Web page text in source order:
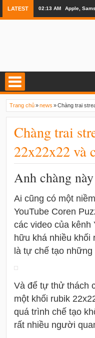
LATEST 02:13 AM Apple,
Trang chủ»news »Chàng trai
Chàng trai
22x22x22 và
Anh chàng
Ai cũng có một
YouTube Coren
các video của kênh
hữu khá nhiều khối
là tự chế tạo
Và để tự thử thách
một khối rubik
quá trình chế tạo
rất nhiều người